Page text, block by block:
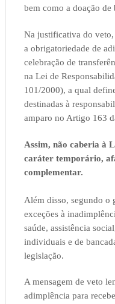
bem como a doação de
Na justificativa do
a obrigatoriedade de
celebração de
na Lei de
101/2000), a qual
destinadas à
amparo no Artigo 163
Assim, não caberia à
caráter temporário,
complementar.
Além disso, segundo o
exceções à
saúde, assistência
individuais e de
legislação.
A mensagem de veto
adimplência para